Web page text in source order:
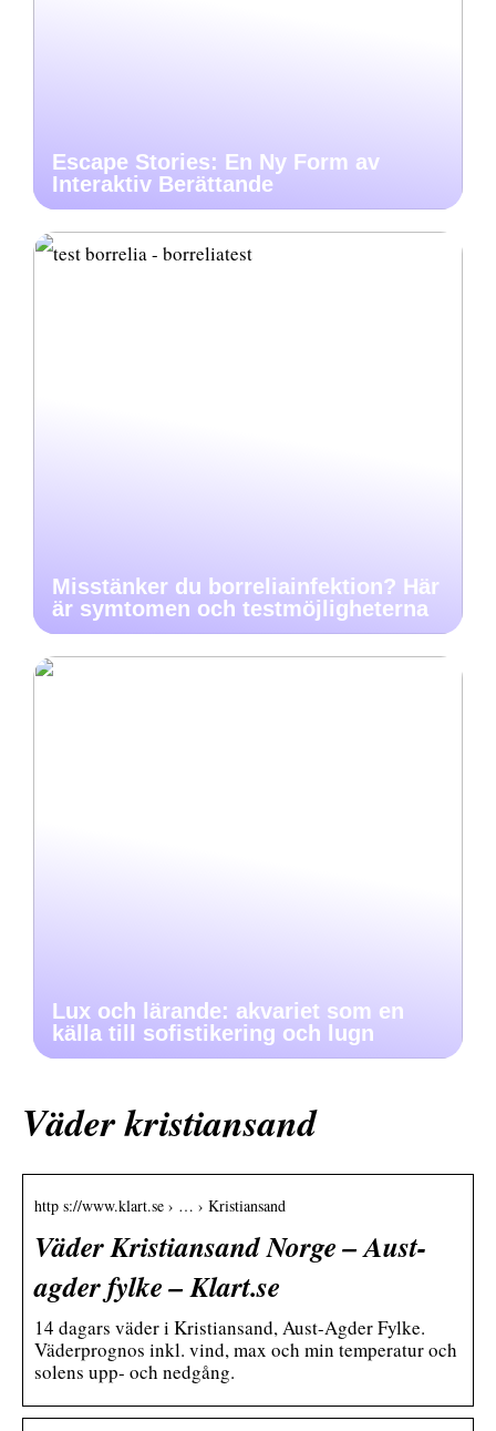
Escape Stories: En Ny Form av
Interaktiv Berättande
Misstänker du borreliainfektion? Här
är symtomen och testmöjligheterna
Lux och lärande: akvariet som en
källa till sofistikering och lugn
Väder kristiansand
http s://www.klart.se › … › Kristiansand
Väder Kristiansand Norge – Aust-
agder fylke – Klart.se
14 dagars väder i Kristiansand, Aust-Agder Fylke.
Väderprognos inkl. vind, max och min temperatur och
solens upp- och nedgång.